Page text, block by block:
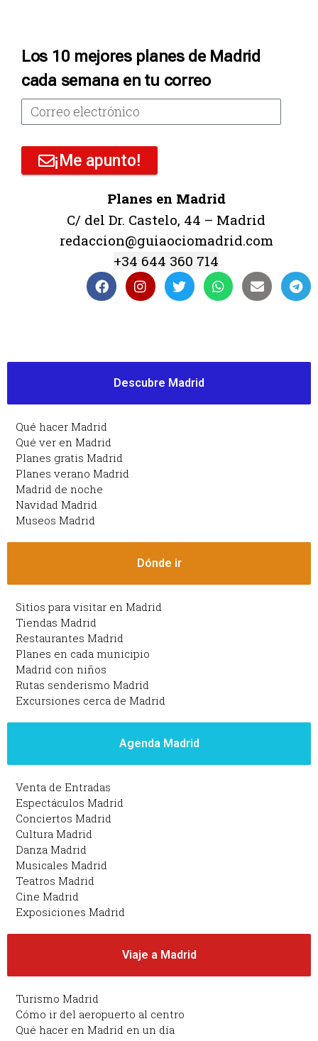
Los 10 mejores planes de Madrid
cada semana en tu correo
¡Me apunto!
Planes en Madrid
C/ del Dr. Castelo, 44 – Madrid
redaccion@guiaociomadrid.com
+34 644 360 714
Descubre Madrid
Qué hacer Madrid
Qué ver en Madrid
Planes gratis Madrid
Planes verano Madrid
Madrid de noche
Navidad Madrid
Museos Madrid
Dónde ir
Sitios para visitar en Madrid
Tiendas Madrid
Restaurantes Madrid
Planes en cada municipio
Madrid con niños
Rutas senderismo Madrid
Excursiones cerca de Madrid
Agenda Madrid
Venta de Entradas
Espectáculos Madrid
Conciertos Madrid
Cultura Madrid
Danza Madrid
Musicales Madrid
Teatros Madrid
Cine Madrid
Exposiciones Madrid
Viaje a Madrid
Turismo Madrid
Cómo ir del aeropuerto al centro
Qué hacer en Madrid en un día